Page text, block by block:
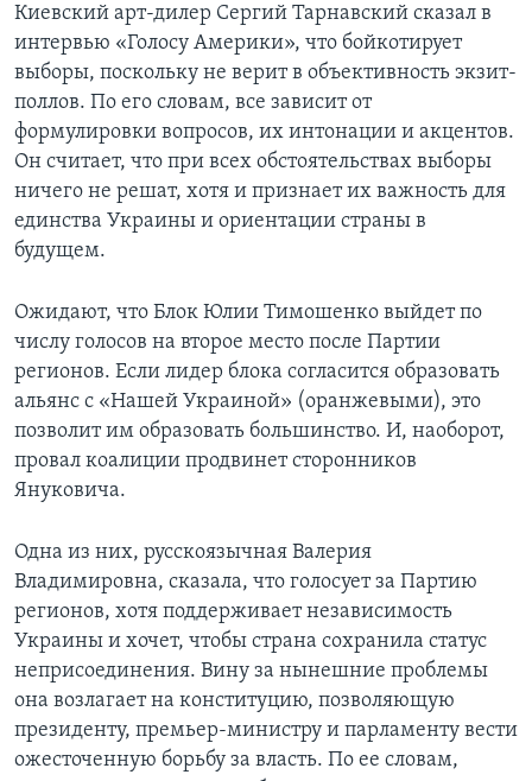
Киевский арт-дилер Сергий Тарнавский сказал в
интервью «Голосу Америки», что бойкотирует
выборы, поскольку не верит в объективность экзит-
поллов. По его словам, все зависит от
формулировки вопросов, их интонации и акцентов.
Он считает, что при всех обстоятельствах выборы
ничего не решат, хотя и признает их важность для
единства Украины и ориентации страны в
будущем.
Ожидают, что Блок Юлии Тимошенко выйдет по
числу голосов на второе место после Партии
регионов. Если лидер блока согласится образовать
альянс с «Нашей Украиной» (оранжевыми), это
позволит им образовать большинство. И, наоборот,
провал коалиции продвинет сторонников
Януковича.
Одна из них, русскоязычная Валерия
Владимировна, сказала, что голосует за Партию
регионов, хотя поддерживает независимость
Украины и хочет, чтобы страна сохранила статус
неприсоединения. Вину за нынешние проблемы
она возлагает на конституцию, позволяющую
президенту, премьер-министру и парламенту вести
ожесточенную борьбу за власть. По ее словам,